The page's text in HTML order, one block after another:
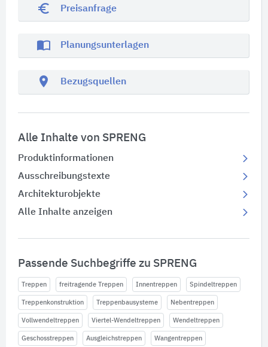
euro_symbol Preisanfrage
import_contacts Planungsunterlagen
location_on Bezugsquellen
Alle Inhalte von SPRENG
Produktinformationen
Ausschreibungstexte
Architekturobjekte
Alle Inhalte anzeigen
Passende Suchbegriffe zu SPRENG
Treppen freitragende Treppen Innentreppen Spindeltreppen
Treppenkonstruktion Treppenbausysteme Nebentreppen
Vollwendeltreppen Viertel-Wendeltreppen Wendeltreppen
Geschosstreppen Ausgleichstreppen Wangentreppen